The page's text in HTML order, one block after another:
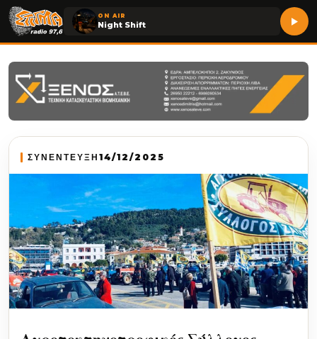
ON AIR
Night Shift
ΣΥΝΕΝΤΕΥΞΗ 14/12/2025